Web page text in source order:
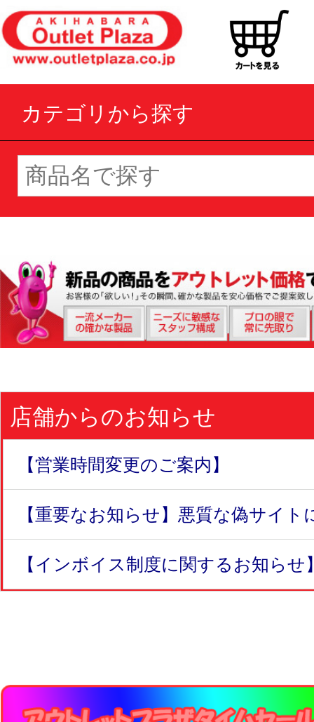
カテゴリから探す
店舗からのお知らせ
【営業時間変更のご案内】
【重要なお知らせ】悪質な偽サイト
【インボイス制度に関するお知らせ